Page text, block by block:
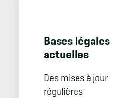
Bases légales
actuelles
Des mises à jour
régulières